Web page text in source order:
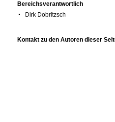
Bereichsverantwortlich
Dirk Dobritzsch
Kontakt zu den Autoren dieser